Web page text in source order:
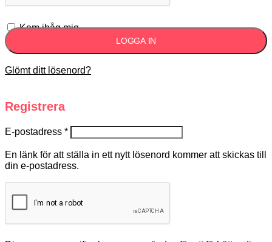
Kom ihåg mig
LOGGA IN
Glömt ditt lösenord?
Registrera
E-postadress *
En länk för att ställa in ett nytt lösenord kommer att skickas till
din e-postadress.